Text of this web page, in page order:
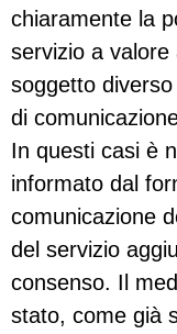
chiaramente la
servizio a
soggetto
di
In questi casi è
informato dal
comunicazione
del servizio
consenso. Il
stato, come già